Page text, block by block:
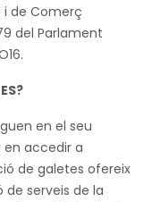
i de Comerç
del Parlament
en el seu
en accedir a
de galetes ofereix
serveis de la